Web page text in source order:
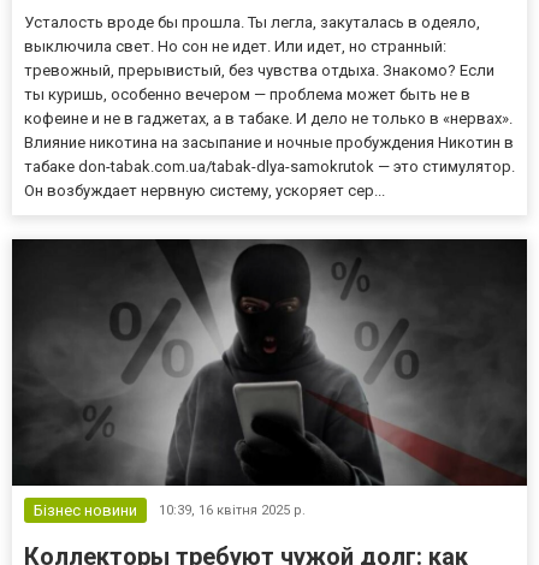
Усталость вроде бы прошла. Ты легла, закуталась в одеяло,
выключила свет. Но сон не идет. Или идет, но странный:
тревожный, прерывистый, без чувства отдыха. Знакомо? Если
ты куришь, особенно вечером — проблема может быть не в
кофеине и не в гаджетах, а в табаке. И дело не только в «нервах».
Влияние никотина на засыпание и ночные пробуждения Никотин в
табаке don-tabak.com.ua/tabak-dlya-samokrutok — это стимулятор.
Он возбуждает нервную систему, ускоряет сер...
Бізнес новини 10:39, 16 квітня 2025 р.
Коллекторы требуют чужой долг: как